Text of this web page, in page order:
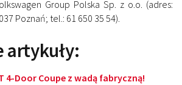
Group Polska Sp. z o.o. (adres:
Poznań; tel.: 61 650 35 54).
artykuły:
4-Door Coupe z wadą fabryczną!